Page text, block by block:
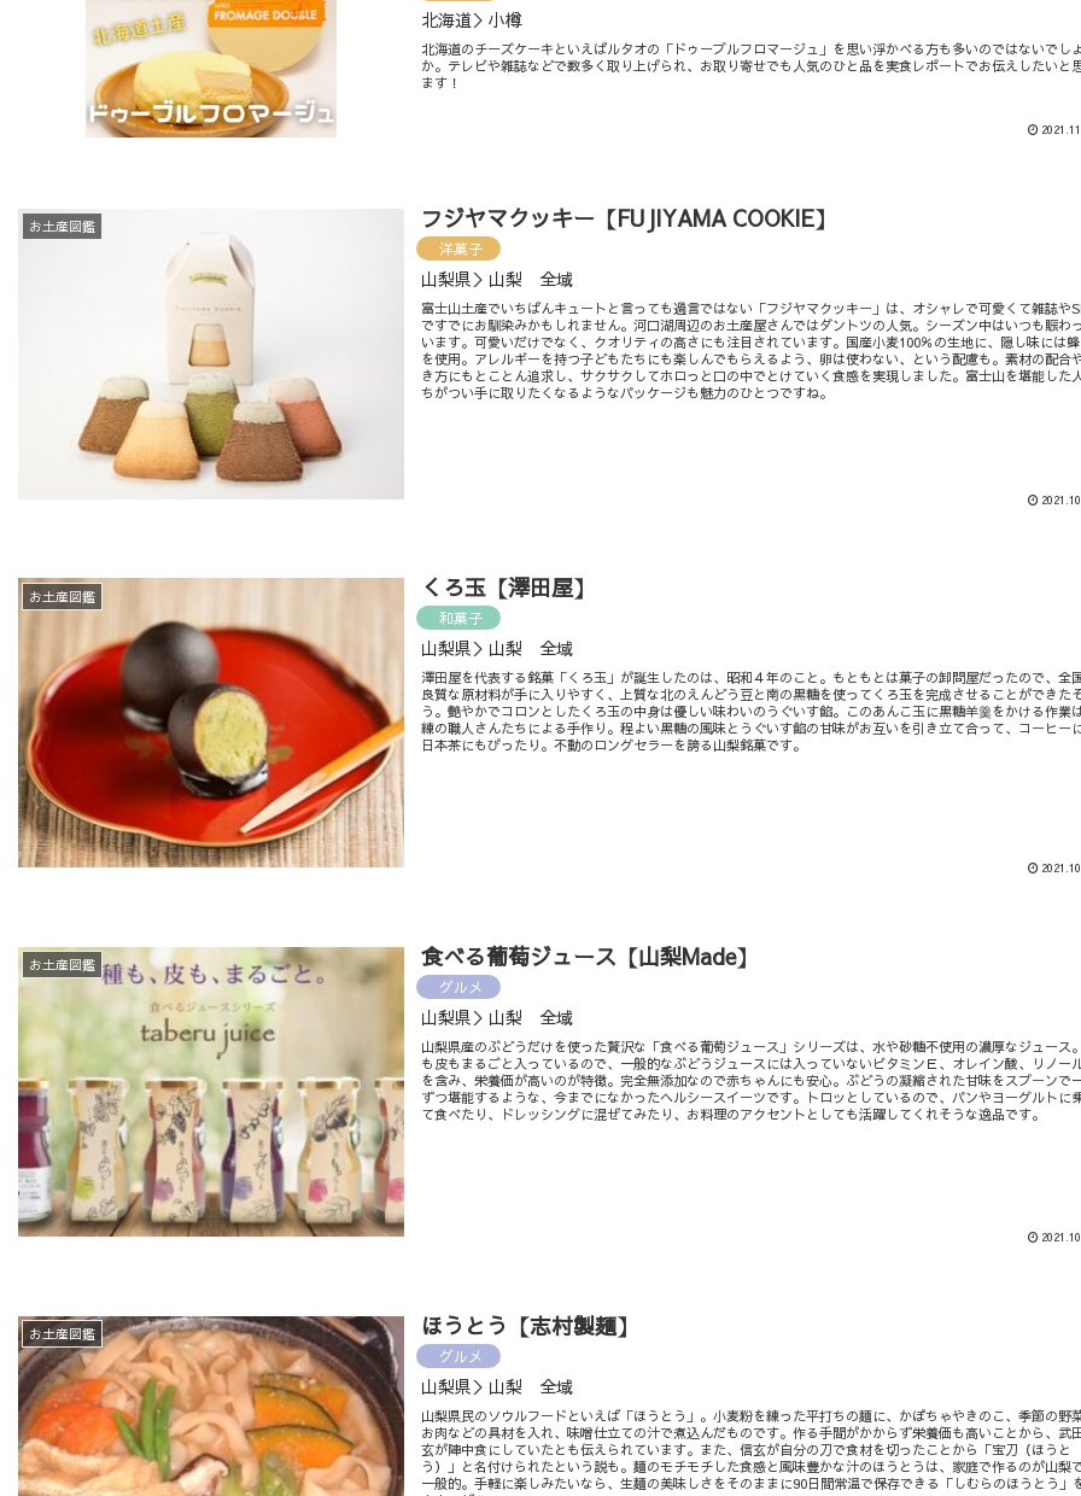
北海道＞小樽
北海道のチーズケーキといえばルタオの「ドゥーブルフロマージュ」を思い浮かべる方も多いのではないでし
か。テレビや雑誌などで数多く取り上げられ、お取り寄せでも人気のひと品を実食レポートでお伝えしたいと
ます！
お土産図鑑 フジヤマクッキー【FUJIYAMA COOKIE】
洋菓子
山梨県＞山梨 全域
富士山土産でいちばんキュートと言っても過言ではない「フジヤマクッキー」は、オシャレで可愛くて雑誌や
ですでにお馴染みかもしれません。河口湖周辺のお土産屋さんではダントツの人気。シーズン中はいつも賑わ
います。可愛いだけでなく、クオリティの高さにも注目されています。国産小麦100％の生地に、隠し味には
を使用。アレルギーを持つ子どもたちにも楽しんでもらえるよう、卵は使わない、という配慮も。素材の配合
き方にもとことん追求し、サクサクしてホロっと口の中でとけていく食感を実現しました。富士山を堪能した
ちがつい手に取りたくなるようなパッケージも魅力のひとつですね。
お土産図鑑 くろ玉【澤田屋】
和菓子
山梨県＞山梨 全域
澤田屋を代表する銘菓「くろ玉」が誕生したのは、昭和４年のこと。もともとは菓子の卸問屋だったので、全
良質な原材料が手に入りやすく、上質な北のえんどう豆と南の黒糖を使ってくろ玉を完成させることができた
う。艶やかでコロンとしたくろ玉の中身は優しい味わいのうぐいす餡。このあんこ玉に黒糖羊羹をかける作業
練の職人さんたちによる手作り。程よい黒糖の風味とうぐいす餡の甘味がお互いを引き立て合って、コーヒー
日本茶にもぴったり。不動のロングセラーを誇る山梨銘菓です。
お土産図鑑 食べる葡萄ジュース【山梨Made】
グルメ
山梨県＞山梨 全域
山梨県産のぶどうだけを使った贅沢な「食べる葡萄ジュース」シリーズは、水や砂糖不使用の濃厚なジュース
も皮もまるごと入っているので、一般的なぶどうジュースには入っていないビタミンＥ、オレイン酸、リノー
を含み、栄養価が高いのが特徴。完全無添加なので赤ちゃんにも安心。ぶどうの凝縮された甘味をスプーンで
ずつ堪能するような、今までになかったヘルシースイーツです。トロッとしているので、パンやヨーグルトに
て食べたり、ドレッシングに混ぜてみたり、お料理のアクセントとしても活躍してくれそうな逸品です。
お土産図鑑 ほうとう【志村製麺】
グルメ
山梨県＞山梨 全域
山梨県民のソウルフードといえば「ほうとう」。小麦粉を練った平打ちの麺に、かぼちゃやきのこ、季節の野
お肉などの具材を入れ、味噌仕立ての汁で煮込んだものです。作る手間がかからず栄養価も高いことから、武
玄が陣中食にしていたとも伝えられています。また、信玄が自分の刀で食材を切ったことから「宝刀（ほうと
う）」と名付けられたという説も。麺のモチモチした食感と風味豊かな汁のほうとうは、家庭で作るのが山梨
一般的。手軽に楽しみたいなら、生麺の美味しさをそのままに90日間常温で保存できる「しむらのほうとう」